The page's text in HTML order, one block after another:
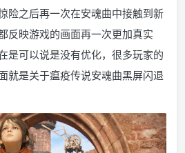
险之后再一次在安魂曲中接触到新
反映游戏的画面再一次更加真实
是可以说是没有优化，很多玩家的
就是关于瘟疫传说安魂曲黑屏闪退